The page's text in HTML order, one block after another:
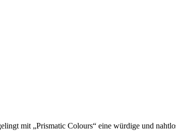
mit „Prismatic Colours“ eine würdige und